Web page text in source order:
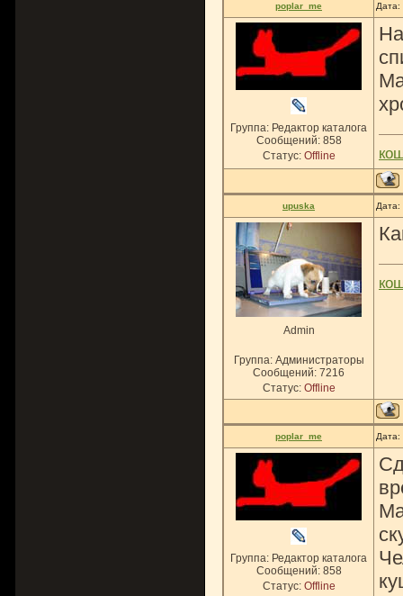
poplar_me
Группа: Редактор каталога
Сообщений: 858
Статус: Offline
upuska
Admin
Группа: Администраторы
Сообщений: 7216
Статус: Offline
poplar_me
Группа: Редактор каталога
Сообщений: 858
Статус: Offline